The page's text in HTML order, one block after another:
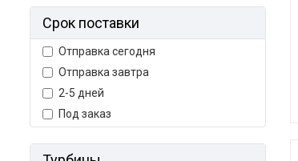
Срок поставки
Отправка сегодня
Отправка завтра
2-5 дней
Под заказ